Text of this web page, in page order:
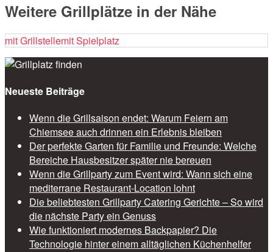
Weitere Grillplätze in der Nähe
mit Grillstellemit Spielplatz
Neueste Beiträge
Wenn die Grillsaison endet: Warum Feiern am
Chiemsee auch drinnen ein Erlebnis bleiben
Der perfekte Garten für Familie und Freunde: Welche
Bereiche Hausbesitzer später nie bereuen
Wenn die Grillparty zum Event wird: Wann sich eine
mediterrane Restaurant-Location lohnt
Die beliebtesten Grillparty Catering Gerichte – So wird
die nächste Party ein Genuss
Wie funktioniert modernes Backpapier? Die
Technologie hinter einem alltäglichen Küchenhelfer